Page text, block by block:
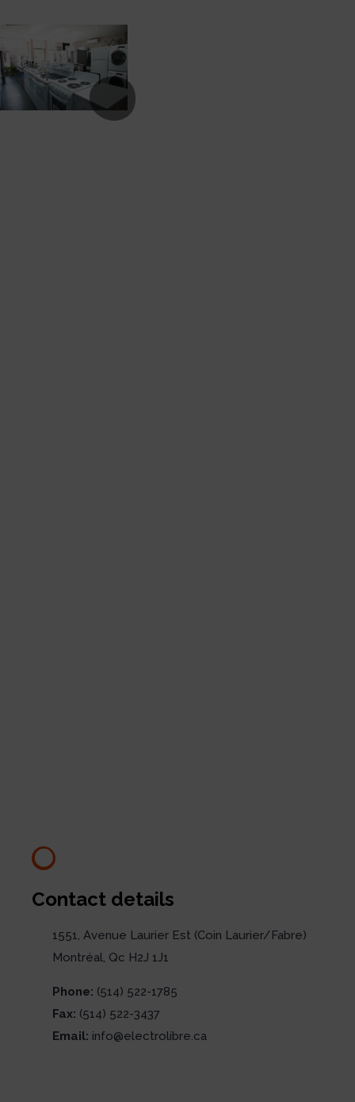
Contact details
1551, Avenue Laurier Est (Coin Laurier/Fabre)
Montréal, Qc H2J 1J1
Phone: (514) 522-1785
Fax: (514) 522-3437
Email: info@electrolibre.ca